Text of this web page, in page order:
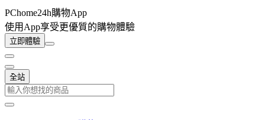
PChome24h購物App
使用App享受更優質的購物體驗
立即體驗
全站